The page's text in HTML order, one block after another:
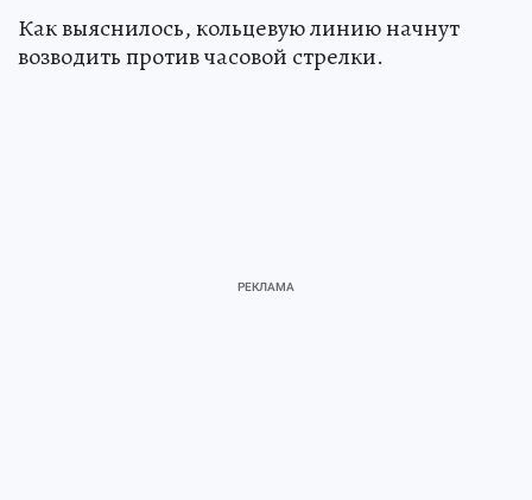
Как выяснилось, кольцевую линию начнут
возводить против часовой стрелки.